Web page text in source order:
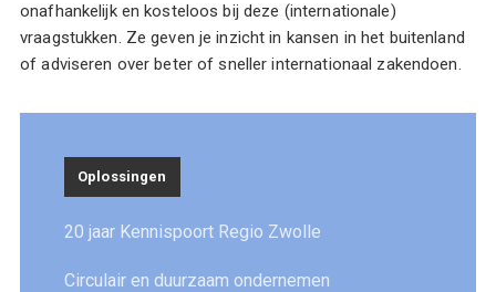
onafhankelijk en kosteloos bij deze (internationale)
vraagstukken. Ze geven je inzicht in kansen in het buitenland
of adviseren over beter of sneller internationaal zakendoen.
Oplossingen
20 jaar Kennispoort Regio Zwolle
Circulair en duurzaam ondernemen